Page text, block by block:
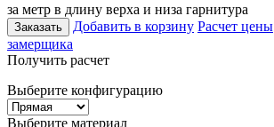
за метр в длину верха и низа гарнитура
Заказать Добавить в корзину Расчет цены
замерщика
Получить расчет
Выберите конфигурацию
Выберите материал